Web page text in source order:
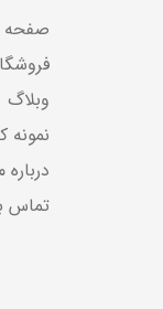
صفحه
وبلاگ
نمونه
درباره
تماس